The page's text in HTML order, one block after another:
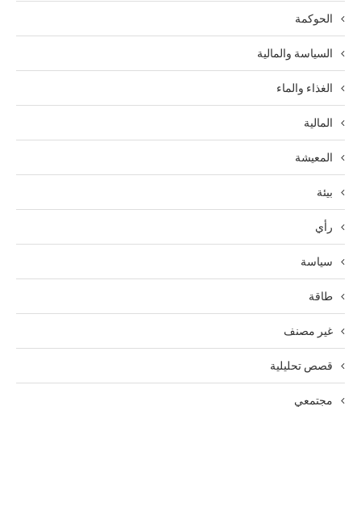
الحوكمة
السياسة والمالية
الغذاء والماء
المالية
المعيشة
بيئة
رأي
سياسة
طاقة
غير مصنف
قصص تحليلية
مجتمعي